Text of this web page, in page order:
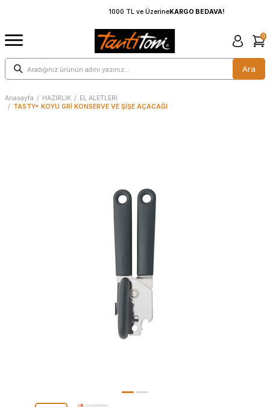
1000 TL ve ÜzerineKARGO BEDAVA!
Ara
0
Anasayfa / HAZIRLIK / EL ALETLERİ
/ TASTY+ KOYU GRİ KONSERVE VE ŞİŞE AÇACAĞI